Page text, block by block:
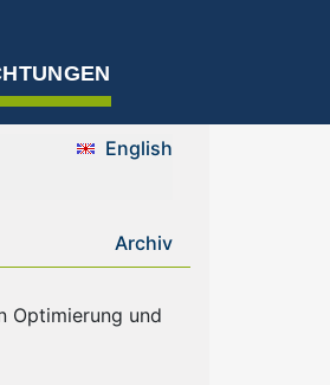
English
Archiv
Optimierung und